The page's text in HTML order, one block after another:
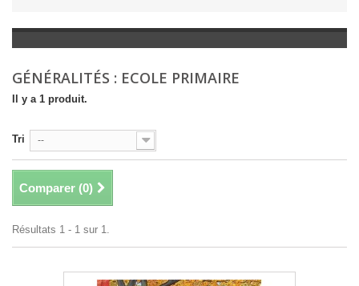
LIVRES ANCIENS AVANT 1900
GÉNÉRALITÉS : ECOLE PRIMAIRE
Il y a 1 produit.
Tri --
Comparer (0)
Résultats 1 - 1 sur 1.